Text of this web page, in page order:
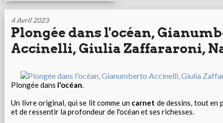
4 Avril 2023
Plongée dans l'océan,
Accinelli, Giulia Zaffararoni,
Plongée dans l'océan.
Un livre original, qui se lit comme un carnet de dessins, tout en
et de ressentir la profondeur de l'océan et ses richesses.